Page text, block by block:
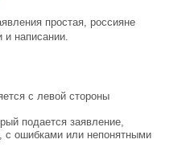
простая, россияне
написании.
с левой стороны
подается заявление,
с ошибками или непонятными